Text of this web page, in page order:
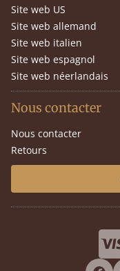
Site web US
Site web allemand
Site web italien
Site web espagnol
Site web néerlandais
Nous contacter
Nous contacter
Retours